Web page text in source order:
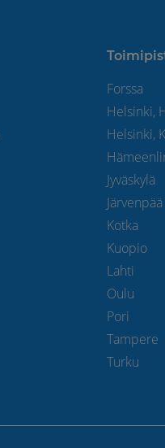
Forssa
Helsinki,
Helsinki,
Jyväskylä
Järvenpää
Kotka
Kuopio
Lahti
Oulu
Pori
Tampere
Turku